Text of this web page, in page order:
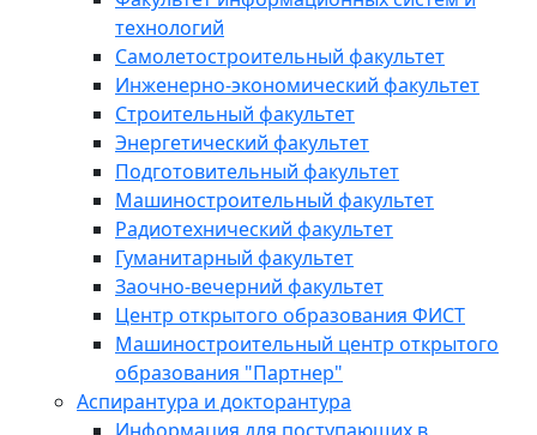
технологий
Самолетостроительный факультет
Инженерно-экономический факультет
Строительный факультет
Энергетический факультет
Подготовительный факультет
Машиностроительный факультет
Радиотехнический факультет
Гуманитарный факультет
Заочно-вечерний факультет
Центр открытого образования ФИСТ
Машиностроительный центр открытого
образования "Партнер"
Аспирантура и докторантура